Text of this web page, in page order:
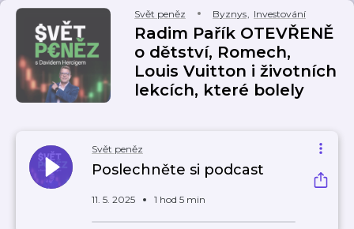
Svět peněz Byznys, Investování
Radim Pařík OTEVŘENĚ
o dětství, Romech,
Louis Vuitton i životních
lekcích, které bolely
Svět peněz
Poslechněte si podcast
11. 5. 2025 1 hod 5 min